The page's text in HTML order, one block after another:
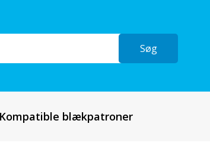
Søg
Kompatible blækpatroner